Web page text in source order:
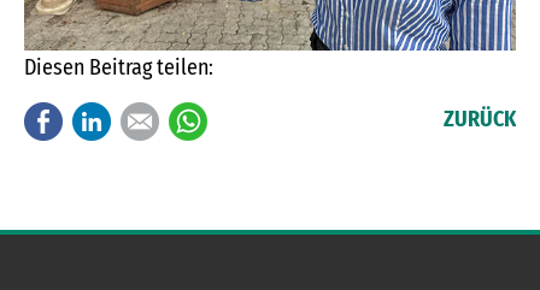
Diesen Beitrag teilen:
FacebookLinkedInE-mail ZURÜCK